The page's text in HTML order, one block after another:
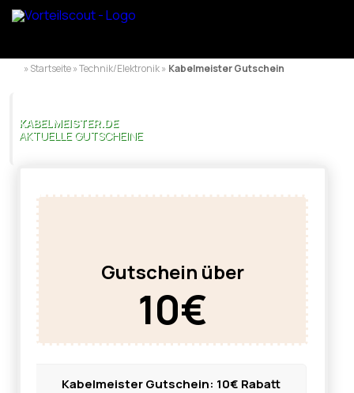
» Startseite » Technik/Elektronik » Kabelmeister Gutschein
KABELMEISTER.DE
AKTUELLE GUTSCHEINE
Gutschein über
10€
Kabelmeister Gutschein: 10€ Rabatt